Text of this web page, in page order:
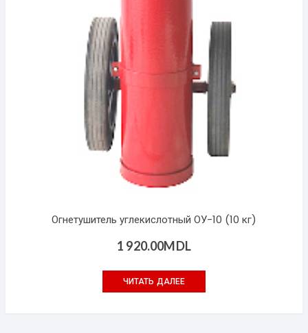
Огнетушитель углекислотный ОУ-10 (10 кг)
1 920.00MDL
ЧИТАТЬ ДАЛЕЕ